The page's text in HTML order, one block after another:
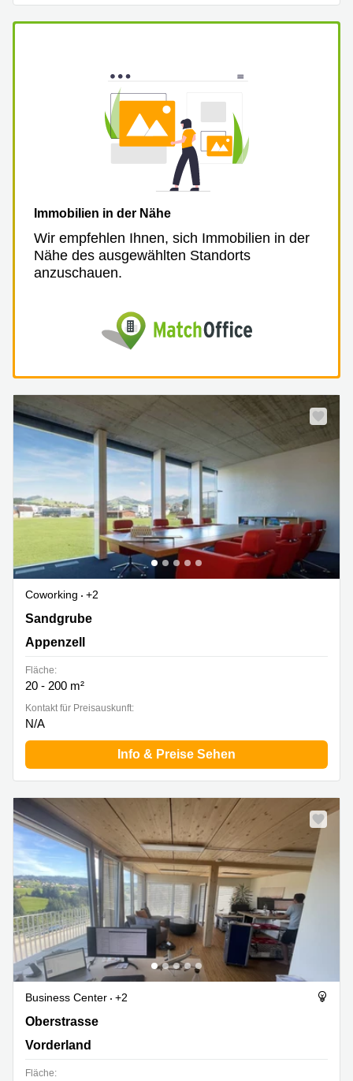
Basel
Center
Aeschengraben
29 Basel
Immobilien in der Nähe
Wir empfehlen Ihnen, sich Immobilien in der
Nähe des ausgewählten Standorts
anzuschauen.
Coworking
+2
Sandgrube 29, Appenzell
Sandgrube
Appenzell
Fläche:
20 - 200 m²
Kontakt für Preisauskunft:
N/A
Info & Preise Sehen
Business Center
+2
Oberstrasse 31, Vorderland
Oberstrasse
Vorderland
Fläche: